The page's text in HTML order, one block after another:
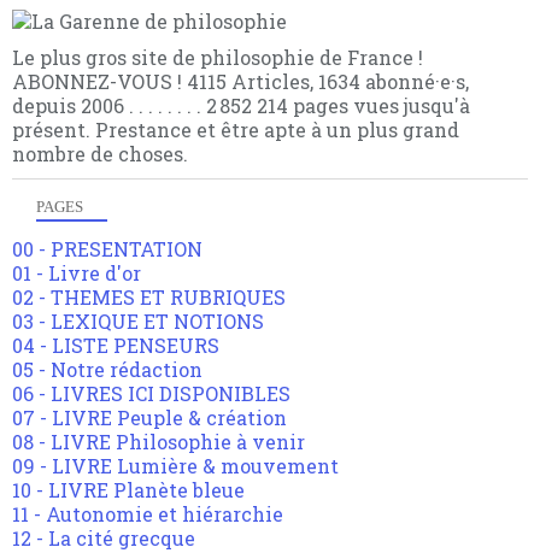
Le plus gros site de philosophie de France !
ABONNEZ-VOUS ! 4115 Articles, 1634 abonné·e·s,
depuis 2006 . . . . . . . . 2 852 214 pages vues jusqu'à
présent. Prestance et être apte à un plus grand
nombre de choses.
PAGES
00 - PRESENTATION
01 - Livre d'or
02 - THEMES ET RUBRIQUES
03 - LEXIQUE ET NOTIONS
04 - LISTE PENSEURS
05 - Notre rédaction
06 - LIVRES ICI DISPONIBLES
07 - LIVRE Peuple & création
08 - LIVRE Philosophie à venir
09 - LIVRE Lumière & mouvement
10 - LIVRE Planète bleue
11 - Autonomie et hiérarchie
12 - La cité grecque